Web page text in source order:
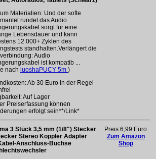
Materialien: Und der softe
rundet das Audio
sorgt für eine
Lebensdauer und kann
12 000+ Zyklen des
standhalten.Verlängert die
Audio
ist kompatib ...
nach luoshaPUCY 5m )
Ab 30 Euro in der Regel
Auf Lager
Preiserfassung können
erfolgt sein**/Link*
3 Stück 3,5 mm (1/8") Stecker
Stereo Koppler Adapter
Anschluss-Buchse
Preis:6,99 Euro
Zum Amazon
Shop